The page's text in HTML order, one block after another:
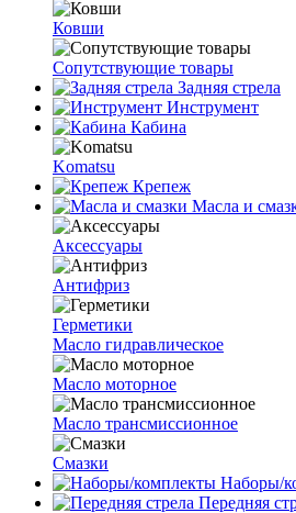
Ковши
Сопутствующие товары
Задняя стрела
Инструмент
Кабина
Komatsu
Крепеж
Масла и
Аксессуары
Антифриз
Герметики
Масло гидравлическое
Масло моторное
Масло трансмиссионное
Смазки
Наборы/
Передняя